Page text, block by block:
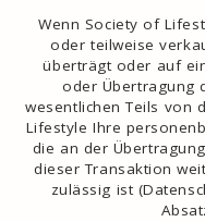
Wenn Society of
oder teilweise
überträgt oder auf
oder Übertragung
wesentlichen Teils von
Lifestyle Ihre
die an der
dieser Transaktion
zulässig ist